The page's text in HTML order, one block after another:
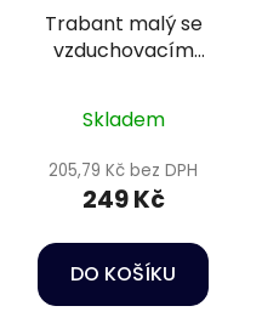
Trabant malý se
vzduchovacím
Skladem
205,79 Kč bez DPH
249 Kč
DO KOŠÍKU